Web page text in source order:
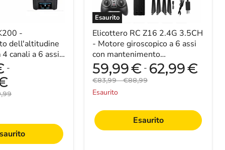
-
dell'altitudine
canali a 6 assi,
del flusso ottico,
-
Esaurito
assi
con
mantenimento
dell'altitudine
-
Perfetto
per
principianti
ed
appassionati
Elicottero RC Z16 2.4G 3.5CH
- Motore giroscopico a 6 assi
con mantenimento
dell'altitudine - Perfetto per
principian...
59,99€ - 62,99€
Prezzo
originale
€83,99 -Prezzo
€88,99
Esaurito
Esaurito